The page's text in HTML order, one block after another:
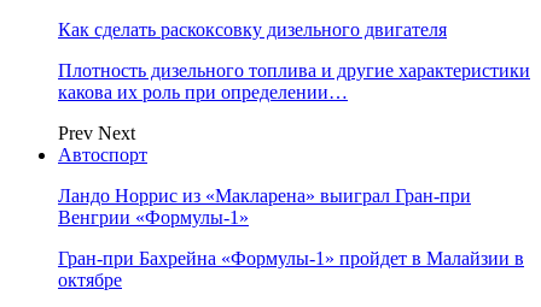
Как сделать раскоксовку дизельного двигателя
Плотность дизельного топлива и другие характеристики
какова их роль при определении…
Prev Next
Автоспорт
Ландо Норрис из «Макларена» выиграл Гран‑при
Венгрии «Формулы‑1»
Гран‑при Бахрейна «Формулы‑1» пройдет в Малайзии в
октябре